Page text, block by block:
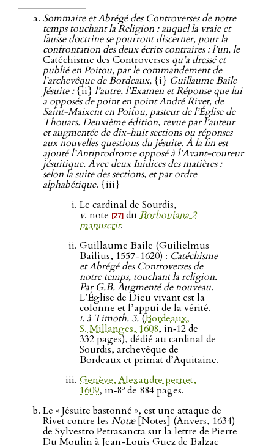
Sommaire et Abrégé des Controverses de notre
temps touchant la Religion : auquel la vraie et
fausse doctrine se pourront discerner, pour la
confrontation des deux écrits contraires : l’un, le
Catéchisme des Controverses qu’a dressé et
publié en Poitou, par le commandement de
l’archevêque de Bordeaux, {i} Guillaume Baile
Jésuite ;{ii} l’autre, l’Examen et Réponse que lui
a opposés de point en point André Rivet, de
Saint-Maixent en Poitou, pasteur de l’Église de
Thouars. Deuxième édition, revue par l’auteur
et augmentée de dix-huit sections ou réponses
aux nouvelles questions du jésuite. À la fin est
ajouté l’Antiprodrome opposé à l’Avant-coureur
jésuitique. Avec deux Inidices des matières :
selon la suite des sections, et par ordre
alphabétique. {iii}
Le cardinal de Sourdis,
v. note [27] du Borboniana 2
manuscrit.
Guillaume Baile (Guilielmus
Bailius, 1557-1620) : Catéchisme
et Abrégé des Controverses de
notre temps, touchant la religion.
Par G.B. Augmenté de nouveau.
L’Église de Dieu vivant est la
colonne et l’appui de la vérité.
i. à Timoth. 3.(Bordeaux,
S. Millanges, 1608, in‑12 de
332 pages), dédié au cardinal de
Sourdis, archevêque de
Bordeaux et primat d’Aquitaine.
Genève, Alexandre pernet,
1609, in‑8o de 884 pages.
Le « Jésuite bastonné », est une attaque de
Rivet contre les Notæ[Notes] (Anvers, 1634)
de Sylvestro Petrasancta sur la lettre de Pierre
Du Moulin à Jean-Louis Guez de Balzac